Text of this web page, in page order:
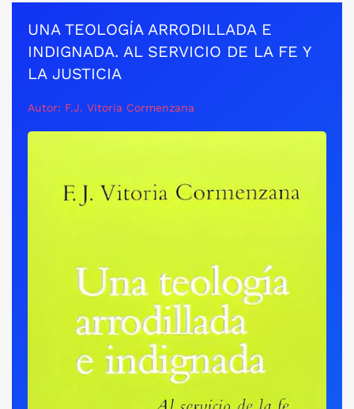
UNA TEOLOGÍA ARRODILLADA E
INDIGNADA. AL SERVICIO DE LA FE Y
LA JUSTICIA
Autor: F.J. Vitoria Cormenzana